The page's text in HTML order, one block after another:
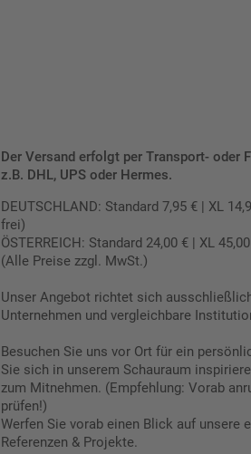
Der Versand erfolgt per Transport- oder
z.B. DHL, UPS oder Hermes.
DEUTSCHLAND: Standard 7,95 € | XL
frei)
ÖSTERREICH: Standard 24,00 € | XL
(Alle Preise zzgl. MwSt.)
Unser Angebot richtet sich
Unternehmen und vergleichbare
Besuchen Sie uns vor Ort für ein
Sie sich in unserem Schauraum
zum Mitnehmen. (Empfehlung: Vorab
prüfen!)
Werfen Sie vorab einen Blick auf unsere
Referenzen & Projekte.